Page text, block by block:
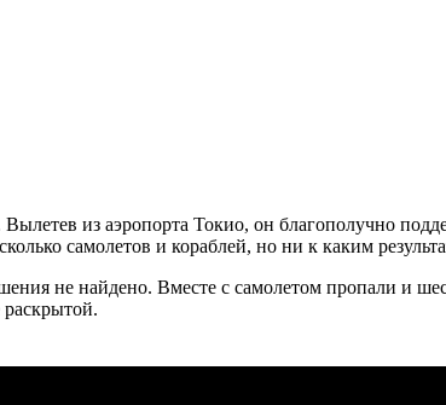
из аэропорта Токио, он благополучно
самолетов и кораблей, но ни к каким
не найдено. Вместе с самолетом пропали и